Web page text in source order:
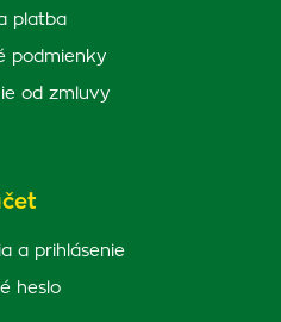
platba
podmienky
od zmluvy
a prihlásenie
heslo